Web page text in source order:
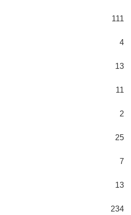
111
4
13
11
2
25
7
13
234